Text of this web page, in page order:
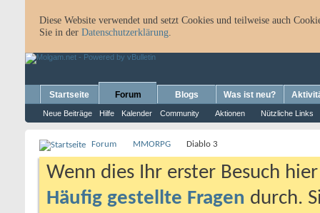
Diese Website verwendet und setzt Cookies und teilweise auch
Sie in der Datenschutzerklärung.
Startseite Forum
Neue Beiträge Hilfe Kalender Community Aktionen Nützliche Links
Blogs Was ist neu?
Forum MMORPG Diablo 3
Wenn dies Ihr erster Besuch
Häufig gestellte Fragen durch.